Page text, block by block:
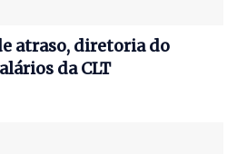
atraso, diretoria do
da CLT